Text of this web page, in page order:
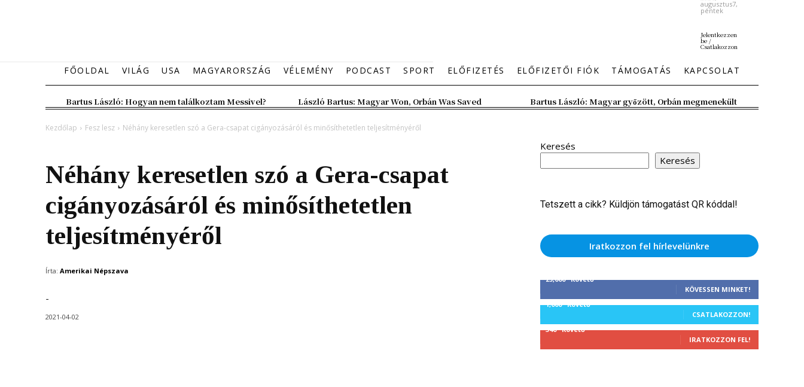
augusztus7,
péntek
Jelentkezzen
be /
Csatlakozzon
FŐOLDAL VILÁG USA MAGYARORSZÁG VÉLEMÉNY PODCAST SPORT ELŐFIZETÉS ELŐFIZETŐI FIÓK TÁMOGATÁS KAPCSOLAT
Bartus László: Hogyan nem találkoztam Messivel? László Bartus: Magyar Won, Orbán Was Saved Bartus László: Magyar győzött, Orbán megmenekült
Kezdőlap Fesz lesz Néhány keresetlen szó a Gera-csapat cigányozásáról és minősíthetetlen teljesítményéről
Néhány keresetlen szó a Gera-csapat
cigányozásáról és minősíthetetlen
teljesítményéről
Írta: Amerikai Népszava
-
2021-04-02
Keresés
Keresés
Tetszett a cikk? Küldjön támogatást QR kóddal!
Iratkozzon fel hírlevelünkre
25,000 Követő
KÖVESSEN MINKET!
1,000 Követő
CSATLAKOZZON!
340 Követő
IRATKOZZON FEL!